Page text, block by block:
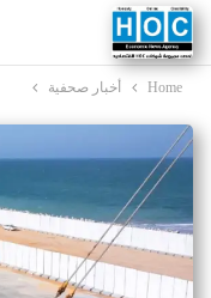
Home أخبار صحفية